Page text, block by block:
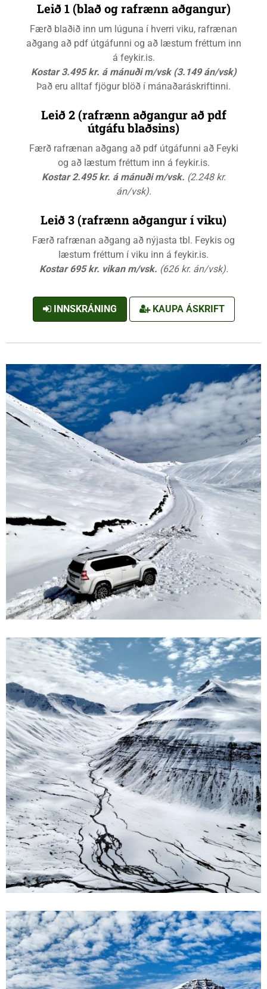
Leið 1 (blað og rafrænn aðgangur)
Færð blaðið inn um lúguna í hverri viku, rafrænan
aðgang að pdf útgáfunni og að læstum fréttum inn
á feykir.is.
Kostar 3.495 kr. á mánuði m/vsk (3.149 án/vsk)
Það eru alltaf fjögur blöð í mánaðaráskriftinni.
Leið 2 (rafrænn aðgangur að pdf
útgáfu blaðsins)
Færð rafrænan aðgang að pdf útgáfunni að Feyki
og að læstum fréttum inn á feykir.is.
Kostar 2.495 kr. á mánuði m/vsk. (2.248 kr.
án/vsk).
Leið 3 (rafrænn aðgangur í viku)
Færð rafrænan aðgang að nýjasta tbl. Feykis og
læstum fréttum í viku inn á feykir.is.
Kostar 695 kr. vikan m/vsk. (626 kr. án/vsk).
INNSKRÁNING KAUPA ÁSKRIFT